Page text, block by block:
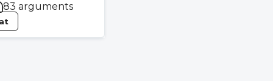
83 arguments